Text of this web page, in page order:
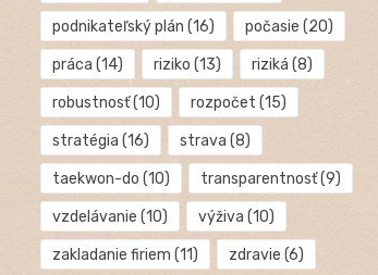
podnikateľský plán (16) počasie (20)
práca (14) riziko (13) riziká (8)
robustnosť(10) rozpočet (15)
stratégia (16) strava (8)
taekwon-do (10) transparentnosť(9)
vzdelávanie (10) výživa (10)
zakladanie firiem (11) zdravie (6)